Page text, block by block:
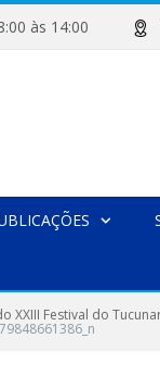
08:00 às 14:00
XXIII Festival do